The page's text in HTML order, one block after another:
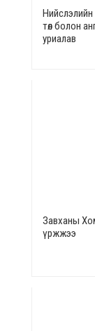
Нийслэлийн
төл болон
уриалав
Завханы
үржжээ